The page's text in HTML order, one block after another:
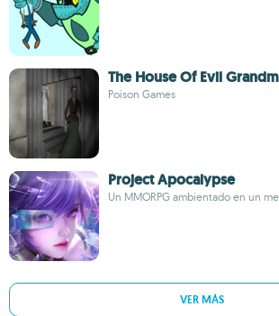
The House Of Evil
Poison Games
Project Apocalypse
Un MMORPG ambientado en un
VER MÁS